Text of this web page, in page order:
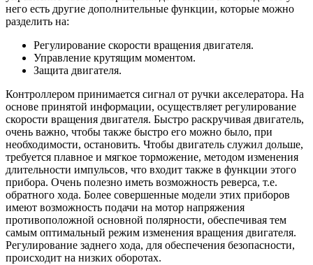
него есть другие дополнительные функции, которые можно
разделить на:
Регулирование скорости вращения двигателя.
Управление крутящим моментом.
Защита двигателя.
Контроллером принимается сигнал от ручки акселератора. На
основе принятой информации, осуществляет регулирование
скорости вращения двигателя. Быстро раскручивая двигатель,
очень важно, чтобы также быстро его можно было, при
необходимости, остановить. Чтобы двигатель служил дольше,
требуется плавное и мягкое торможение, методом изменения
длительности импульсов, что входит также в функции этого
прибора. Очень полезно иметь возможность реверса, т.е.
обратного хода. Более совершенные модели этих приборов
имеют возможность подачи на мотор напряжения
противоположной основной полярности, обеспечивая тем
самым оптимальный режим изменения вращения двигателя.
Регулирование заднего хода, для обеспечения безопасности,
происходит на низких оборотах.